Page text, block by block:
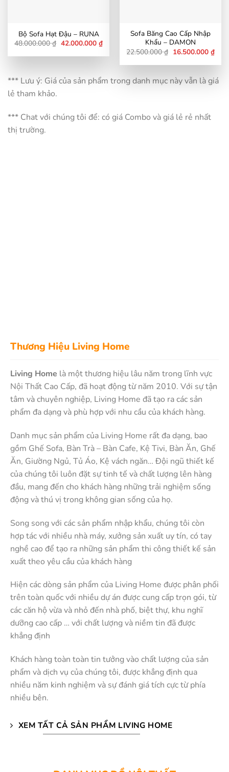
Bộ Sofa Hạt Đậu – RUNA
48.000.000₫ Giá
là:
42.000.000 ₫Giá
hiện
tại
Sofa Băng Cao Cấp Nhập
Khẩu – DAMON
22.500.000₫ Giá
là:
16.500.000 ₫Giá
hiện
tại
*** Lưu ý: Giá của sản phẩm trong danh mục này vẫn là giá
lẻ tham khảo.
*** Chat với chúng tôi để: có giá Combo và giá lẻ rẻ nhất
thị trường.
Thương Hiệu Living Home
Living Home là một thương hiệu lâu năm trong lĩnh vực
Nội Thất Cao Cấp, đã hoạt động từ năm 2010. Với sự tận
tâm và chuyên nghiệp, Living Home đã tạo ra các sản
phẩm đa dạng và phù hợp với nhu cầu của khách hàng.
Danh mục sản phẩm của Living Home rất đa dạng, bao
gồm Ghế Sofa, Bàn Trà – Bàn Cafe, Kệ Tivi, Bàn Ăn, Ghế
Ăn, Giường Ngủ, Tủ Áo, Kệ vách ngăn… Đội ngũ thiết kế
của chúng tôi luôn đặt sự tinh tế và chất lượng lên hàng
đầu, mang đến cho khách hàng những trải nghiệm sống
động và thú vị trong không gian sống của họ.
Song song với các sản phẩm nhập khẩu, chúng tôi còn
hợp tác với nhiều nhà máy, xưởng sản xuất uy tín, có tay
nghề cao để tạo ra những sản phẩm thi công thiết kế sản
xuất theo yêu cầu của khách hàng
Hiện các dòng sản phẩm của Living Home được phân phối
trên toàn quốc với nhiều dự án được cung cấp trọn gói, từ
các căn hộ vừa và nhỏ đến nhà phố, biệt thự, khu nghĩ
dưỡng cao cấp … với chất lượng và niềm tin đã được
khẳng định
Khách hàng toàn toàn tin tưởng vào chất lượng của sản
phẩm và dịch vụ của chúng tôi, được khẳng định qua
nhiều năm kinh nghiệm và sự đánh giá tích cực từ phía
nhiều bên.
XEM TẤT CẢ SẢN PHẨM LIVING HOME